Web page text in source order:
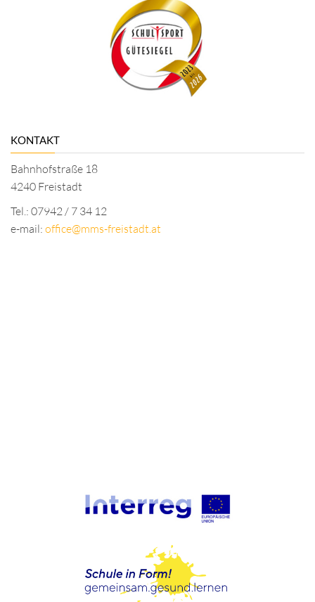
KONTAKT
Bahnhofstraße 18
4240 Freistadt
Tel.: 07942 / 7 34 12
e-mail: office@mms-freistadt.at